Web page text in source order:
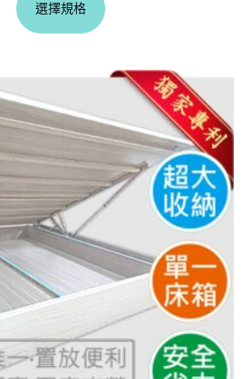
選擇規格